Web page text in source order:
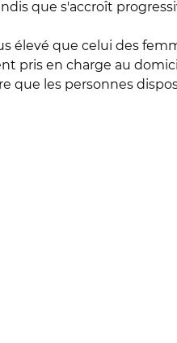
que s'accroît
élevé que celui des
pris en charge au
que les personnes